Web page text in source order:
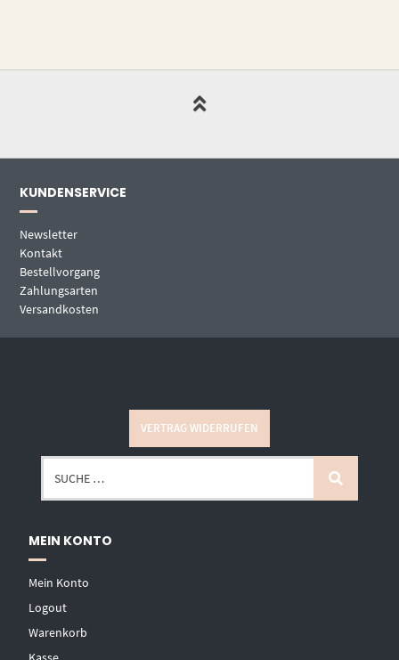
KUNDENSERVICE
Newsletter
Kontakt
Bestellvorgang
Zahlungsarten
Versandkosten
VERTRAG WIDERRUFEN
MEIN KONTO
Mein Konto
Logout
Warenkorb